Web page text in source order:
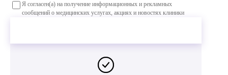
Я согласен(а) на получение информационных и рекламных
сообщений о медицинских услугах, акциях и новостях клиники